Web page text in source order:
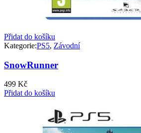
Přidat do košíku
Kategorie:PS5, Závodní
SnowRunner
499 Kč
Přidat do košíku